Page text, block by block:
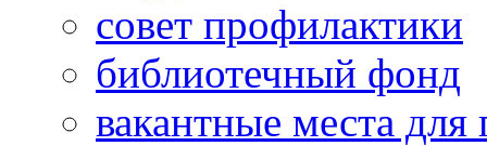
совет профилактики
библиотечный фонд
вакантные места